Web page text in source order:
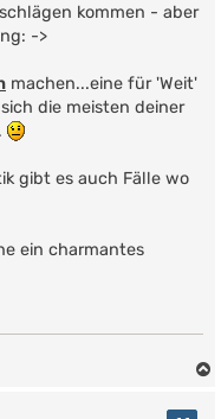
kommen - aber
->
machen...eine für 'Weit'
die meisten deiner
gibt es auch Fälle wo
ein charmantes